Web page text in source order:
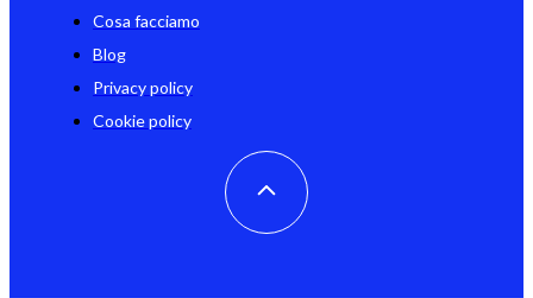
Cosa facciamo
Blog
Privacy policy
Cookie policy